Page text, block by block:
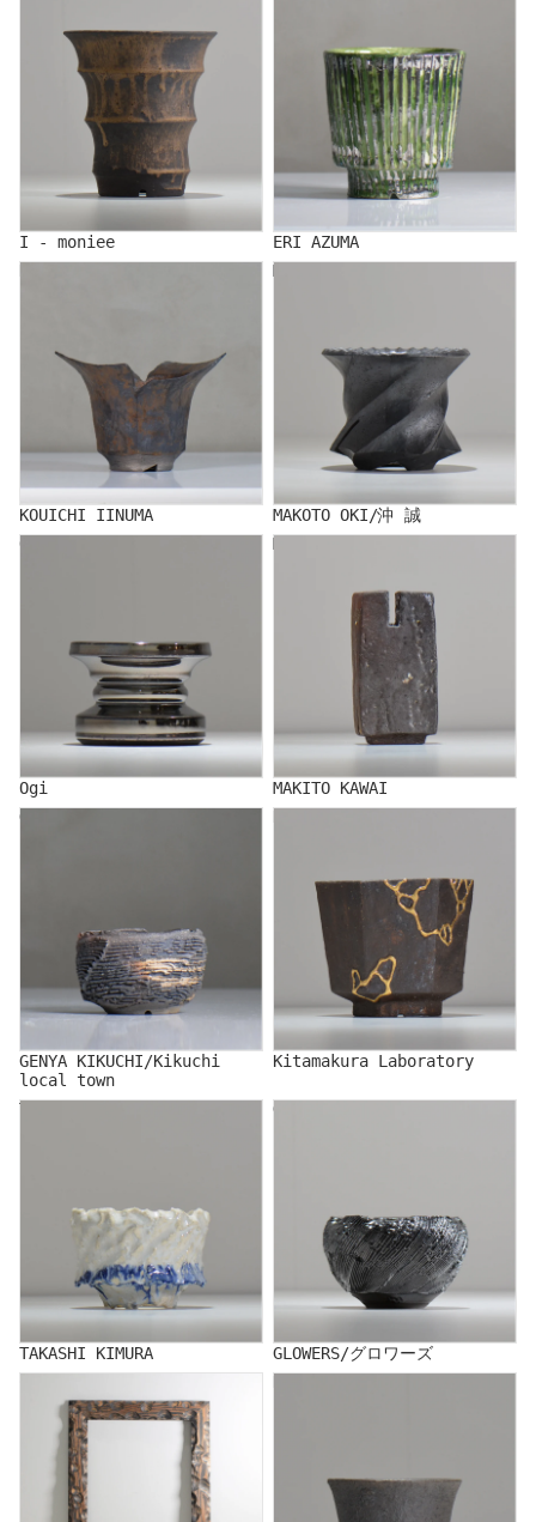
I - moniee
ERI AZUMA
KOUICHI IINUMA
MAKOTO OKI/沖 誠
MAKOTO OKI/沖 誠
Ogi
Ogi
MAKITO KAWAI
MAKITO KAWAI
GENYA KIKUCHI/Kikuchi
GENYA KIKUCHI/Kikuchi
local town
Kitamakura Laboratory
TAKASHI KIMURA
TAKASHI KIMURA
GLOWERS/グロワーズ
GLOWERS/グロワーズ